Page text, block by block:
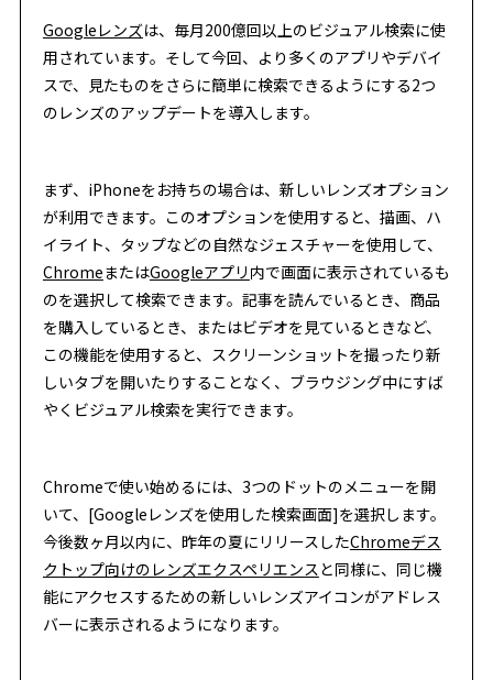
Googleレンズは、毎月200億回以上のビジュアル検索に使
用されています。そして今回、より多くのアプリやデバイ
スで、見たものをさらに簡単に検索できるようにする2つ
のレンズのアップデートを導入します。
まず、iPhoneをお持ちの場合は、新しいレンズオプション
が利用できます。このオプションを使用すると、描画、ハ
イライト、タップなどの自然なジェスチャーを使用して、
ChromeまたはGoogleアプリ 内で画面に表示されているも
のを選択して検索できます。記事を読んでいるとき、商品
を購入しているとき、またはビデオを見ているときなど、
この機能を使用すると、スクリーンショットを撮ったり新
しいタブを開いたりすることなく、ブラウジング中にすば
やくビジュアル検索を実行できます。
Chromeで使い始めるには、3つのドットのメニューを開
いて、[Googleレンズを使用した検索画面]を選択します。
今後数ヶ月以内に、昨年の夏にリリースしたChromeデス
クトップ向けのレンズエクスペリエンス と同様に、同じ機
能にアクセスするための新しいレンズアイコンがアドレス
バーに表示されるようになります。